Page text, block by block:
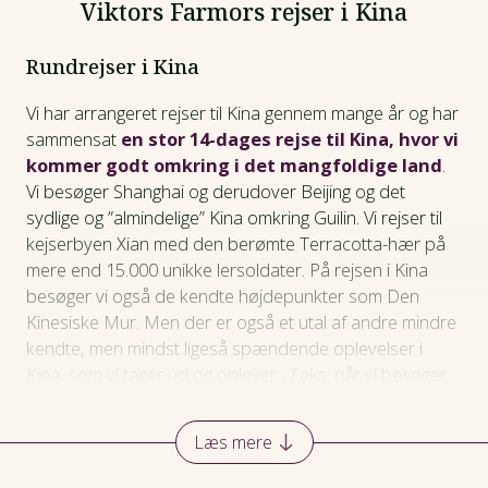
Viktors Farmors rejser i Kina
Rundrejser i Kina
Vi har arrangeret rejser til Kina gennem mange år og har
sammensat en stor 14-dages rejse til Kina, hvor vi
kommer godt omkring i det mangfoldige land.
Vi besøger Shanghai og derudover Beijing og det
sydlige og ”almindelige” Kina omkring Guilin. Vi rejser til
kejserbyen Xian med den berømte Terracotta-hær på
mere end 15.000 unikke lersoldater. På rejsen i Kina
besøger vi også de kendte højdepunkter som Den
Kinesiske Mur. Men der er også et utal af andre mindre
kendte, men mindst ligeså spændende oplevelser i
landskaber. Rejsen byder også på to rejser i hurtigtog,
et besøg i Den Forbudte By og i en drypstenshule i
Læs mere